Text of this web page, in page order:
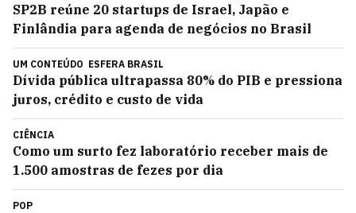
SP2B reúne 20 startups de Israel, Japão e
Finlândia para agenda de negócios no Brasil
UM CONTEÚDO ESFERA BRASIL
Dívida pública ultrapassa 80% do PIB e pressiona
juros, crédito e custo de vida
CIÊNCIA
Como um surto fez laboratório receber mais de
1.500 amostras de fezes por dia
POP